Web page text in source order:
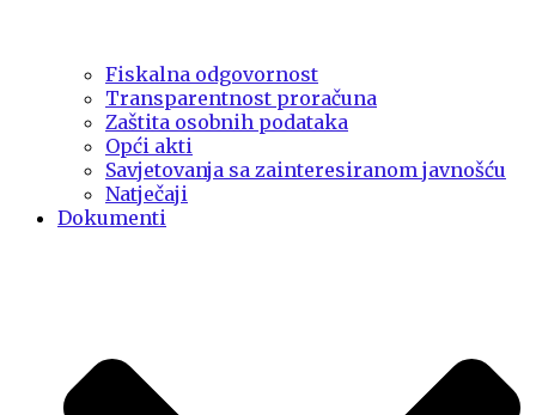
Fiskalna odgovornost
Transparentnost proračuna
Zaštita osobnih podataka
Opći akti
Savjetovanja sa zainteresiranom javnošću
Natječaji
Dokumenti